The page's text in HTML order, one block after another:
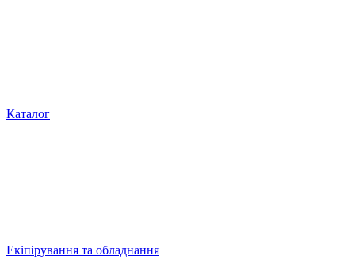
Каталог
Екіпірування та обладнання